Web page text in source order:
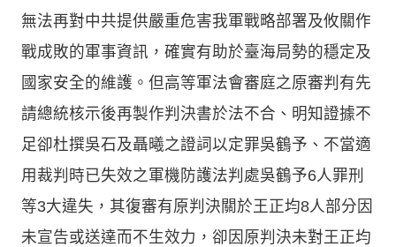
無法再對中共提供嚴重危害我軍戰略部署及攸關作
戰成敗的軍事資訊，確實有助於臺海局勢的穩定及
國家安全的維護。但高等軍法會審庭之原審判有先
請總統核示後再製作判決書於法不合、明知證據不
足卻杜撰吳石及聶曦之證詞以定罪吳鶴予、不當適
用裁判時已失效之軍機防護法判處吳鶴予6人罪刑
等3大違失，其復審有原判決關於王正均8人部分因
未宣告或送達而不生效力，卻因原判決未對王正均